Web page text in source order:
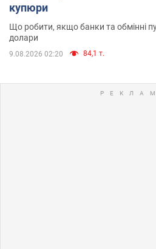
купюри
Що робити, якщо банки та обмінні
долари
9.08.2026 02:20 84,1 т.